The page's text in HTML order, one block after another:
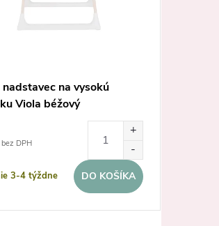
nadstavec na vysokú
Viola béžový
DPH
3-4 týždne DO KOŠÍKA